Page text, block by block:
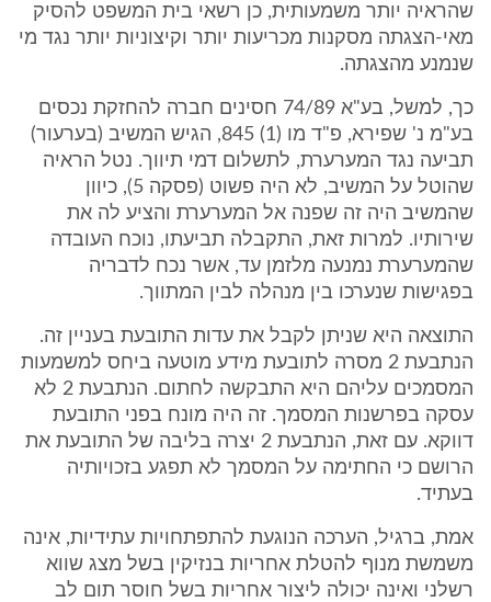
שהראיה יותר משמעותית, כן רשאי בית המשפט להסיק
מאי-הצגתה מסקנות מכריעות יותר וקיצוניות יותר נגד מי
שנמנע מהצגתה.
כך, למשל, בע"א 74/89 חסינים חברה להחזקת נכסים
בע"מ נ' שפירא, פ"ד מו (1) 845, הגיש המשיב (בערעור)
תביעה נגד המערערת, לתשלום דמי תיווך. נטל הראיה
שהוטל על המשיב, לא היה פשוט (פסקה 5), כיוון
שהמשיב היה זה שפנה אל המערערת והציע לה את
שירותיו. למרות זאת, התקבלה תביעתו, נוכח העובדה
שהמערערת נמנעה מלזמן עד, אשר נכח לדבריה
בפגישות שנערכו בין מנהלה לבין המתווך.
התוצאה היא שניתן לקבל את עדות התובעת בעניין זה.
הנתבעת 2 מסרה לתובעת מידע מוטעה ביחס למשמעות
המסמכים עליהם היא התבקשה לחתום. הנתבעת 2 לא
עסקה בפרשנות המסמך. זה היה מונח בפני התובעת
דווקא. עם זאת, הנתבעת 2 יצרה בליבה של התובעת את
הרושם כי החתימה על המסמך לא תפגע בזכויותיה
בעתיד.
אמת, ברגיל, הערכה הנוגעת להתפתחויות עתידיות, אינה
משמשת מנוף להטלת אחריות בנזיקין בשל מצג שווא
רשלני ואינה יכולה ליצור אחריות בשל חוסר תום לב